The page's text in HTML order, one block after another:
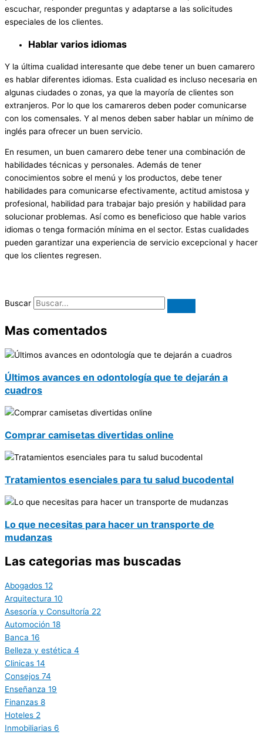
escuchar, responder preguntas y adaptarse a las solicitudes
especiales de los clientes.
Hablar varios idiomas
Y la última cualidad interesante que debe tener un buen camarero
es hablar diferentes idiomas. Esta cualidad es incluso necesaria en
algunas ciudades o zonas, ya que la mayoría de clientes son
extranjeros. Por lo que los camareros deben poder comunicarse
con los comensales. Y al menos deben saber hablar un mínimo de
inglés para ofrecer un buen servicio.
En resumen, un buen camarero debe tener una combinación de
habilidades técnicas y personales. Además de tener
conocimientos sobre el menú y los productos, debe tener
habilidades para comunicarse efectivamente, actitud amistosa y
profesional, habilidad para trabajar bajo presión y habilidad para
solucionar problemas. Así como es beneficioso que hable varios
idiomas o tenga formación mínima en el sector. Estas cualidades
pueden garantizar una experiencia de servicio excepcional y hacer
que los clientes regresen.
Buscar
Mas comentados
Últimos avances en odontología que te dejarán a
cuadros
Comprar camisetas divertidas online
Tratamientos esenciales para tu salud bucodental
Lo que necesitas para hacer un transporte de
mudanzas
Las categorias mas buscadas
Abogados 12
Arquitectura 10
Asesoría y Consultoría 22
Automoción 18
Banca 16
Belleza y estética 4
Clinicas 14
Consejos 74
Enseñanza 19
Finanzas 8
Hoteles 2
Inmobiliarias 6